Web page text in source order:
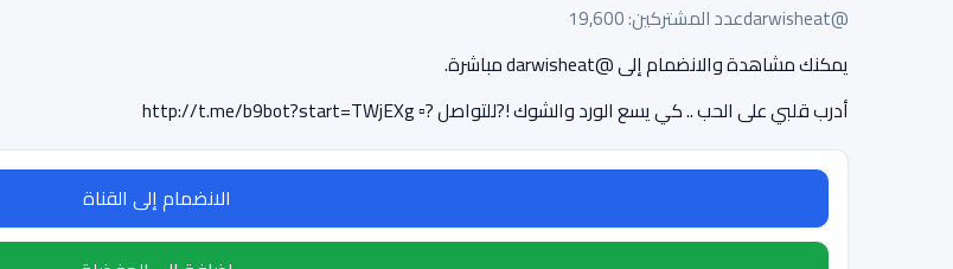
@darwisheat
عدد المشتركين: 19,600
يمكنك مشاهدة والانضمام إلى @darwisheat مباشرة.
أدرب قلبي على الحب .. كي يسع الورد والشوك !?للتواصل ?▫️ http://t.me/b9bot?start=TWjEXg
الانضمام إلى القناة